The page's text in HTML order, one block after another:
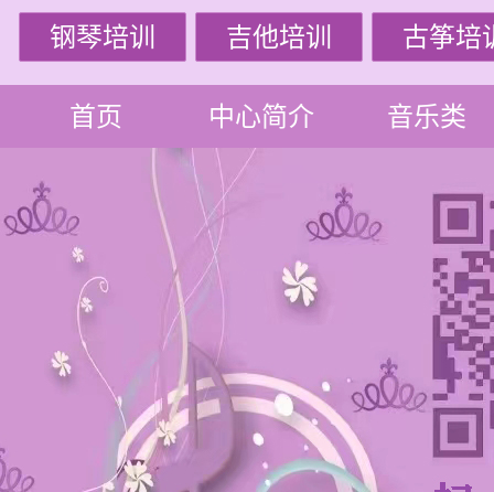
钢琴培训 吉他培训 古筝培
首页 中心简介 音乐类